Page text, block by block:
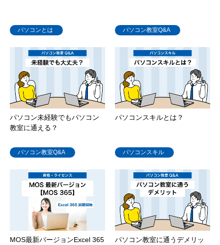
パソコンとは パソコン教室Q&A
パソコン未経験でもパソコン
教室に通える？
パソコン教室Q&A
パソコンスキルとは？
パソコンスキル
MOS最新バージョンExcel 365
パソコン教室に通うデメリッ